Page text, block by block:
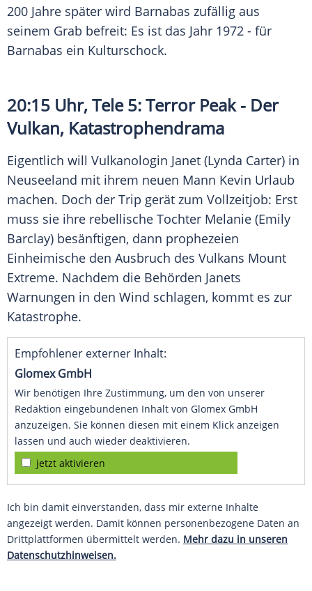
200 Jahre später wird Barnabas zufällig aus
seinem Grab befreit: Es ist das Jahr 1972 - für
Barnabas ein Kulturschock.
20:15 Uhr, Tele 5: Terror Peak - Der
Vulkan, Katastrophendrama
Eigentlich will Vulkanologin Janet (Lynda Carter) in
Neuseeland mit ihrem neuen Mann Kevin Urlaub
machen. Doch der Trip gerät zum Vollzeitjob: Erst
muss sie ihre rebellische Tochter Melanie (Emily
Barclay) besänftigen, dann prophezeien
Einheimische den Ausbruch des Vulkans Mount
Extreme. Nachdem die Behörden Janets
Warnungen in den Wind schlagen, kommt es zur
Katastrophe.
Empfohlener externer Inhalt:
Glomex GmbH
Wir benötigen Ihre Zustimmung, um den von unserer
Redaktion eingebundenen Inhalt von Glomex GmbH
anzuzeigen. Sie können diesen mit einem Klick anzeigen
lassen und auch wieder deaktivieren.
jetzt aktivieren
Ich bin damit einverstanden, dass mir externe Inhalte
angezeigt werden. Damit können personenbezogene Daten an
Drittplattformen übermittelt werden. Mehr dazu in unseren
Datenschutzhinweisen.